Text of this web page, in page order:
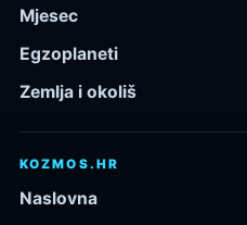
Mjesec
Egzoplaneti
Zemlja i okoliš
KOZMOS.HR
Naslovna